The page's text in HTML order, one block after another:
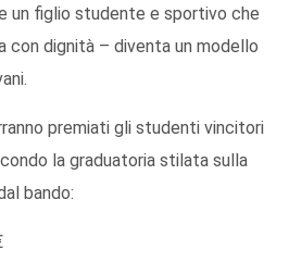
un figlio studente e sportivo che
dignità – diventa un modello
premiati gli studenti vincitori
la graduatoria stilata sulla
bando: